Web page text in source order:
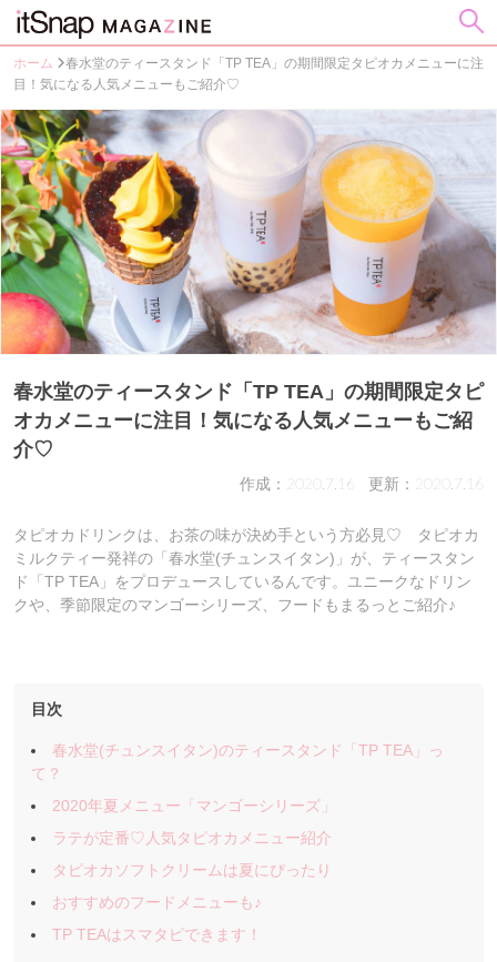
ホーム
春水堂のティースタンド「TP TEA」の期間限定タピオカメニューに注
目！気になる人気メニューもご紹介♡
春水堂のティースタンド「TP TEA」の期間限定タピ
オカメニューに注目！気になる人気メニューもご紹
介♡
作成：2020.7.16 更新：2020.7.16
タピオカドリンクは、お茶の味が決め手という方必見♡ タピオカ
ミルクティー発祥の「春水堂(チュンスイタン)」が、ティースタン
ド「TP TEA」をプロデュースしているんです。ユニークなドリン
クや、季節限定のマンゴーシリーズ、フードもまるっとご紹介♪
目次
春水堂(チュンスイタン)のティースタンド「TP TEA」っ
て？
2020年夏メニュー「マンゴーシリーズ」
ラテが定番♡人気タピオカメニュー紹介
タピオカソフトクリームは夏にぴったり
おすすめのフードメニューも♪
TP TEAはスマタピできます！